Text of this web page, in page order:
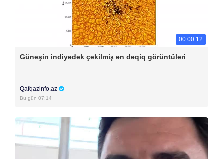
00:00:12
Günəşin indiyədək çəkilmiş ən dəqiq görüntüləri
Qafqazinfo.az
Bu gün 07:14